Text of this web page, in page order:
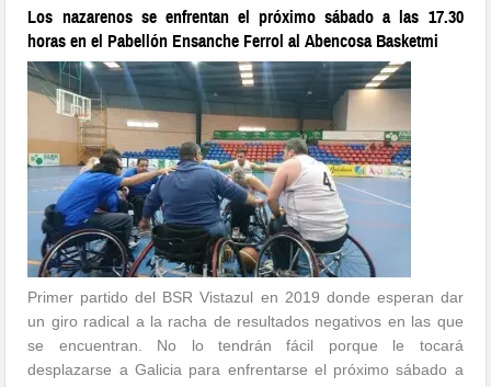
Los nazarenos se enfrentan el próximo sábado a las 17.30
horas en el Pabellón Ensanche Ferrol al Abencosa Basketmi
Primer partido del BSR Vistazul en 2019 donde esperan dar
un giro radical a la racha de resultados negativos en las que
se encuentran. No lo tendrán fácil porque le tocará
desplazarse a Galicia para enfrentarse el próximo sábado a